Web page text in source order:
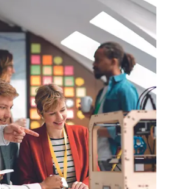
5,7 Millionen
zum Jahresende 2023
(Destatis) (Abruf vom
Pflegebedürftige